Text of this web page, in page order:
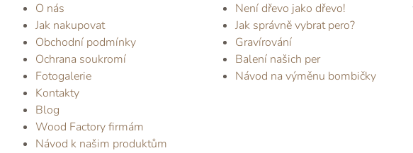
O nás
Jak nakupovat
Obchodní podmínky
Ochrana soukromí
Fotogalerie
Kontakty
Blog
Wood Factory firmám
Návod k našim produktům
Není dřevo jako dřevo!
Jak správně vybrat pero?
Gravírování
Balení našich per
Návod na výměnu bombičky